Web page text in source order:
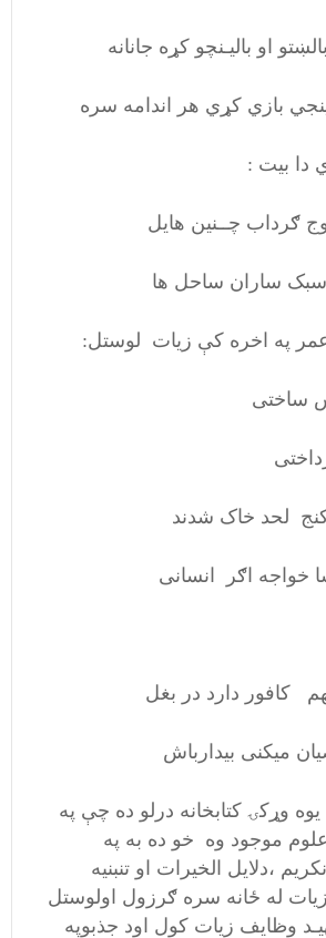
او بالیـنچو کړه جانانه
بازي کړي هر اندامه سره
دا بیت :
ګرداب چــنین هایل
سبک ساران ساحل ها
په اخره کې زیات لوستل:
ساختی
لحد خاک شدند
اګر انسانی
دارد در بغل
میکنی بیدارباش
وړکۍ کتابخانه درلو ده چې په
موجود وه خو ده به په
،دلایل الخیرات او تنبنیه
زیات له ځانه سره ګرزول اولوستل
وظایف زیات کول اود جذبوپه